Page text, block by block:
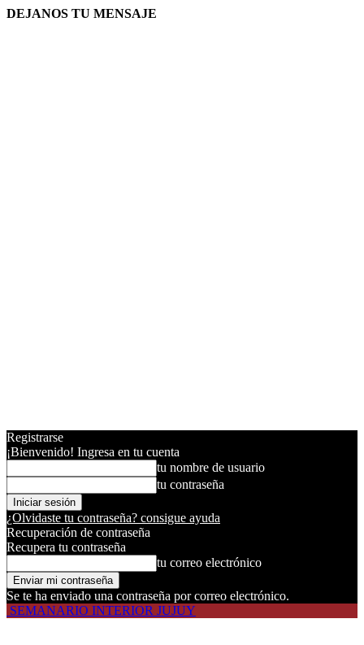
DEJANOS TU MENSAJE
Registrarse
¡Bienvenido! Ingresa en tu cuenta
tu nombre de usuario
tu contraseña
¿Olvidaste tu contraseña? consigue ayuda
Recuperación de contraseña
Recupera tu contraseña
tu correo electrónico
Se te ha enviado una contraseña por correo electrónico.
SEMANARIO INTERIOR JUJUY